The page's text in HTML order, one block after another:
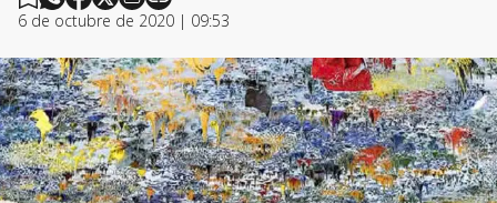
6 de octubre de 2020 | 09:53